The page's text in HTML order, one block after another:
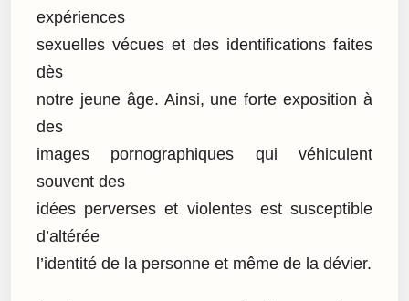
expériences
sexuelles vécues et des identifications faites
dès
notre jeune âge. Ainsi, une forte exposition à
des
images pornographiques qui véhiculent
souvent des
idées perverses et violentes est susceptible
d’altérée
l’identité de la personne et même de la dévier.